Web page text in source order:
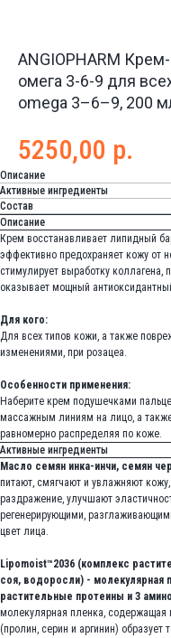
ANGIOPHARM
омега 3-6-9 для
omega 3–6–9, 200
5250,00 р.
Описание
Активные ингредиенты
Состав
Описание
Крем восстанавливает липидный
эффективно предохраняет кожу от
стимулирует выработку коллагена,
оказывает мощный
Для кого:
Для всех типов кожи, а также
изменениями, при розацеа.
Особенности применения:
Наберите крем подушечками
массажным линиям на лицо, а
равномерно распределяя по коже.
Активные ингредиенты
Масло семян инка-инчи, семян
питают, смягчают и увлажняют
раздражение, улучшают
регенерирующими,
цвет лица.
Lipomoist™2036 (комплекс
соя, водоросли) - молекулярная
растительные протеины и 3
молекулярная пленка, содержащая
(пролин, серин и аргинин)